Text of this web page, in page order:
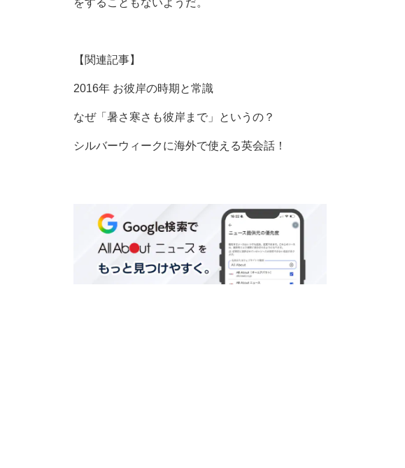
をすることもないようだ。
【関連記事】
2016年 お彼岸の時期と常識
なぜ「暑さ寒さも彼岸まで」というの？
シルバーウィークに海外で使える英会話！